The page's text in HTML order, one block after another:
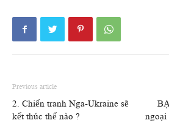
Previous article
2. Chiến tranh Nga-Ukraine sẽ
kết thúc thế nào ?
ngoại